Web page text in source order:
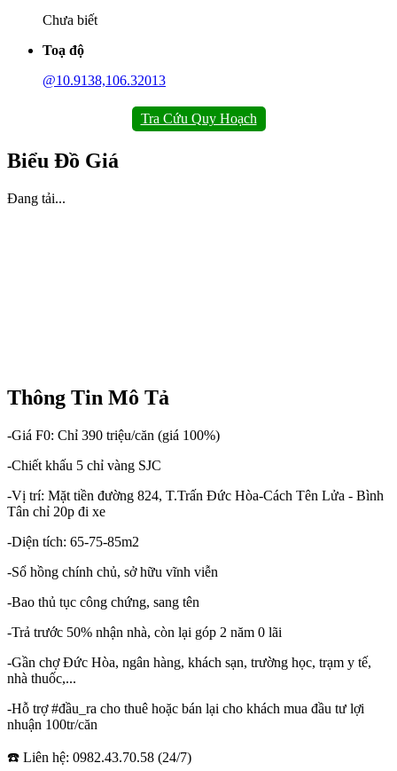
Chưa biết
Toạ độ
@10.9138,106.32013
Tra Cứu Quy Hoạch
Biểu Đồ Giá
Đang tải...
Thông Tin Mô Tả
-Giá F0: Chỉ 390 triệu/căn (giá 100%)
-Chiết khấu 5 chỉ vàng SJC
-Vị trí: Mặt tiền đường 824, T.Trấn Đức Hòa-Cách Tên Lửa - Bình
Tân chỉ 20p đi xe
-Diện tích: 65-75-85m2
-Sổ hồng chính chủ, sở hữu vĩnh viễn
-Bao thủ tục công chứng, sang tên
-Trả trước 50% nhận nhà, còn lại góp 2 năm 0 lãi
-Gần chợ Đức Hòa, ngân hàng, khách sạn, trường học, trạm y tế,
nhà thuốc,...
-Hỗ trợ #đầu_ra cho thuê hoặc bán lại cho khách mua đầu tư lợi
nhuận 100tr/căn
☎️ Liên hệ: 0982.43.70.58 (24/7)